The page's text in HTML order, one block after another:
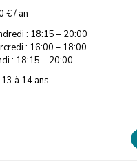
: vitesse, endurance,
coordination et
Les jeunes apprennent des
mais aussi des
la vie courante, c'est pourquoi
approche de l'athlétisme ne
technique mais ludique.
€ / an
: 18:15 – 20:00
: 16:00 – 18:00
: 18:15 – 20:00
à 14 ans